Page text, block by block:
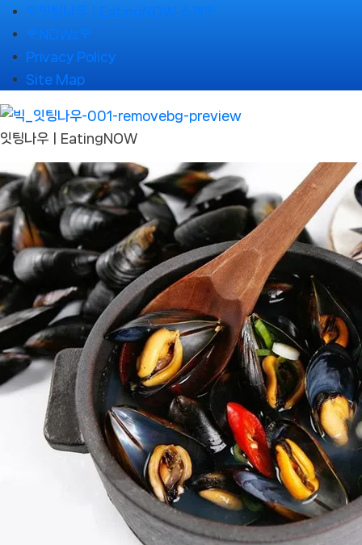
Skip
to
content
🌹잇팅나우ㅣEatingNOW 소개🌹
🌹NOWs🌹
Privacy Policy
Site Map
잇팅나우ㅣEatingNOW